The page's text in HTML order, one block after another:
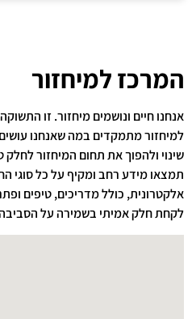
המרכז למיחזור
אנחנו חיים ונושמים מיחזור. זו
למיחזור מתמקדים במה שאנחנו
שינוי ולהפוך את תחום המיחזור לחלק
תמצאו מידע רחב ומקיף על כל סוגי
אלקטרונית, כולל מדריכים, טיפים
לקחת חלק אמיתי בשמירה על